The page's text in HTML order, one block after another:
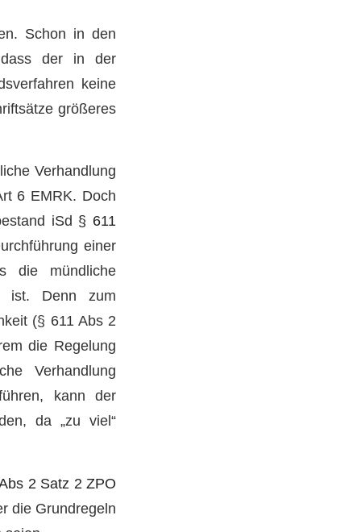
Schon in den
der in der
keine
größeres
Verhandlung
6 EMRK. Doch
iSd § 611
einer
die mündliche
ist. Denn zum
(§ 611 Abs 2
die Regelung
Verhandlung
kann der
da „zu viel“
2 Satz 2 ZPO
die Grundregeln